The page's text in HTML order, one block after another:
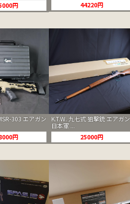
円
44220円
303 エアガン
円
K.T.W. 九七式 狙撃銃 エアガン
日本軍 ...
25000円